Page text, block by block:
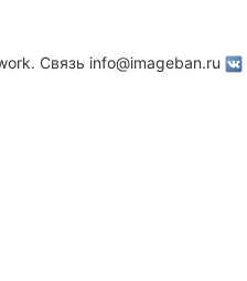
Связь info@imageban.ru